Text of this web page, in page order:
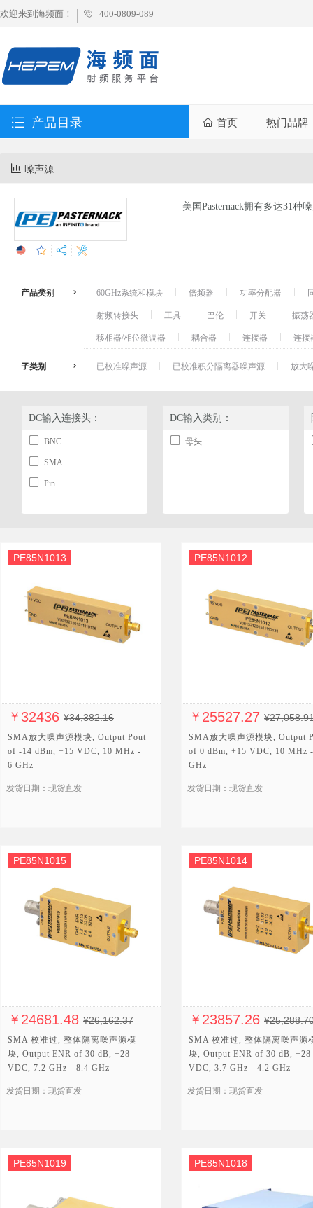
欢迎来到海频面！ 400-0809-089
产品目录 首页 热门品牌
噪声源
美国Pasternack拥有多达31种
产品类别 60GHz系统和模块 倍频器 功率分配器
射频转接头
工具 巴伦 开关
振荡
移相器/相位微调器
耦合器 连接器 连接
子类别 已校准噪声源 已校准积分隔离器噪声源 放大
DC输入连接头：
BNC
SMA
Pin
DC输入类别：
母头
￥ 32436 ¥34,382.16
PE85N1013
SMA放大噪声源模块, Output Pout
of -14 dBm, +15 VDC, 10 MHz -
6 GHz
发货日期：现货直发
￥ 25527.27
PE85N1012
SMA放大噪声源模块, Output
of 0 dBm, +15 VDC, 10 MHz
GHz
发货日期：现货直发
￥ 24681.48 ¥26,162.37
PE85N1015
SMA 校准过, 整体隔离噪声源模
块, Output ENR of 30 dB, +28
VDC, 7.2 GHz - 8.4 GHz
发货日期：现货直发
￥ 23857.26
PE85N1014
SMA 校准过, 整体隔离噪声源
块, Output ENR of 30 dB, +28
VDC, 3.7 GHz - 4.2 GHz
发货日期：现货直发
PE85N1019 PE85N1018